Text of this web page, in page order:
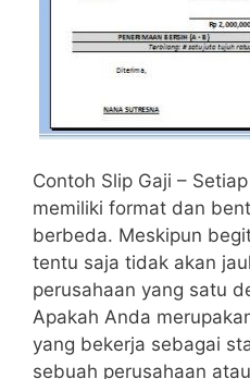
Contoh Slip Gaji –
memiliki format dan
berbeda. Meskipun
tentu saja tidak akan
perusahaan yang satu
Apakah Anda
yang bekerja sebagai
sebuah perusahaan